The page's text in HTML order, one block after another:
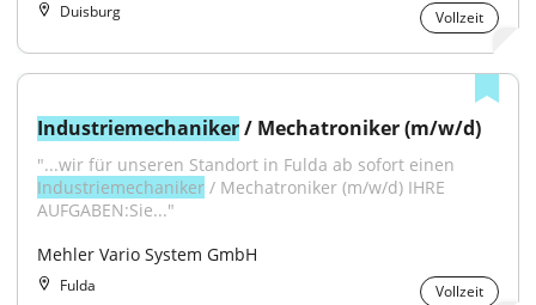
Duisburg Vollzeit
Industriemechaniker / Mechatroniker (m/w/d)
Industriemechaniker / Mechatroniker (m/w/d) IHRE
AUFGABEN:Sie..."
Mehler Vario System GmbH
Fulda Vollzeit